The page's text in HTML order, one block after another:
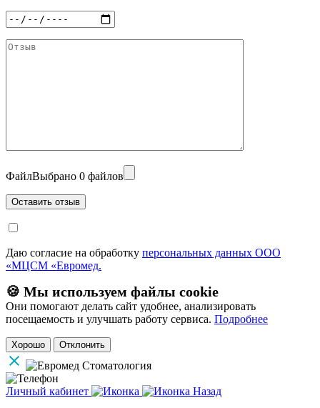
ФайлВыбрано 0 файлов
Даю согласие на обработку персональных данных ООО
«МЦСМ «Евромед.
🍪 Мы используем файлы cookie
Они помогают делать сайт удобнее, анализировать
посещаемость и улучшать работу сервиса. Подробнее
Хорошо Отклонить
Личный кабинет
Назад